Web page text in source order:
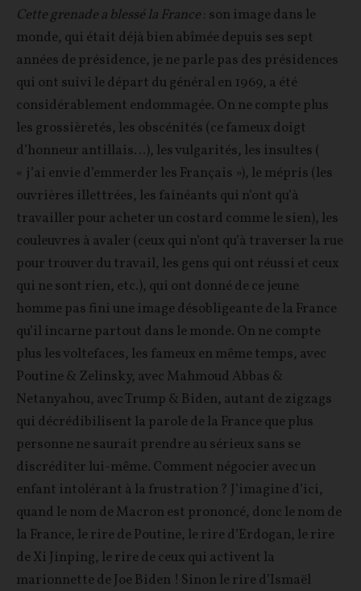
Cette grenade a blessé la France: son image dans le
monde, qui était déjà bien abîmée depuis ses sept
années de présidence, je ne parle pas des présidences
qui ont suivi le départ du général en 1969, a été
considérablement endommagée. On ne compte plus
les grossièretés, les obscénités (ce fameux doigt
d’honneur antillais…), les vulgarités, les insultes (
« j’ai envie d’emmerder les Français »), le mépris (les
ouvrières illettrées, les fainéants qui n’ont qu’à
travailler pour acheter un costard comme le sien), les
couleuvres à avaler (ceux qui n’ont qu’à traverser la rue
pour trouver du travail, les gens qui ont réussi et ceux
qui ne sont rien, etc.), qui ont donné de ce jeune
homme pas fini une image désobligeante de la France
qu’il incarne partout dans le monde. On ne compte
plus les voltefaces, les fameux en même temps, avec
Poutine & Zelinsky, avec Mahmoud Abbas &
Netanyahou, avec Trump & Biden, autant de zigzags
qui décrédibilisent la parole de la France que plus
personne ne saurait prendre au sérieux sans se
discréditer lui-même. Comment négocier avec un
enfant intolérant à la frustration ? J’imagine d’ici,
quand le nom de Macron est prononcé, donc le nom de
la France, le rire de Poutine, le rire d’Erdogan, le rire
de Xi Jinping, le rire de ceux qui activent la
marionnette de Joe Biden ! Sinon le rire d’Ismaël